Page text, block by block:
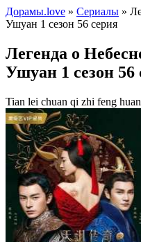
Дорамы.love » Сериалы »
Ушуан 1 сезон 56 серия
Легенда о
Ушуан 1 сезон 56
Tian lei chuan qi zhi feng